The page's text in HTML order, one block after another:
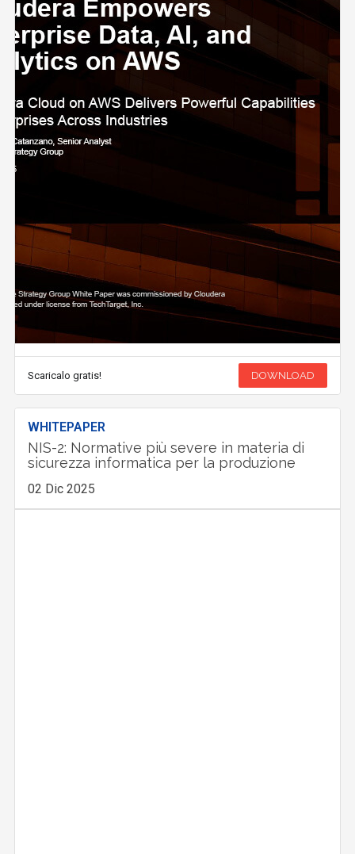
Scaricalo gratis! DOWNLOAD
WHITEPAPER
NIS-2: Normative più severe in materia di
sicurezza informatica per la produzione
02 Dic 2025